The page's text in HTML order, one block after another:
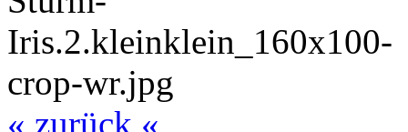
« zurück «